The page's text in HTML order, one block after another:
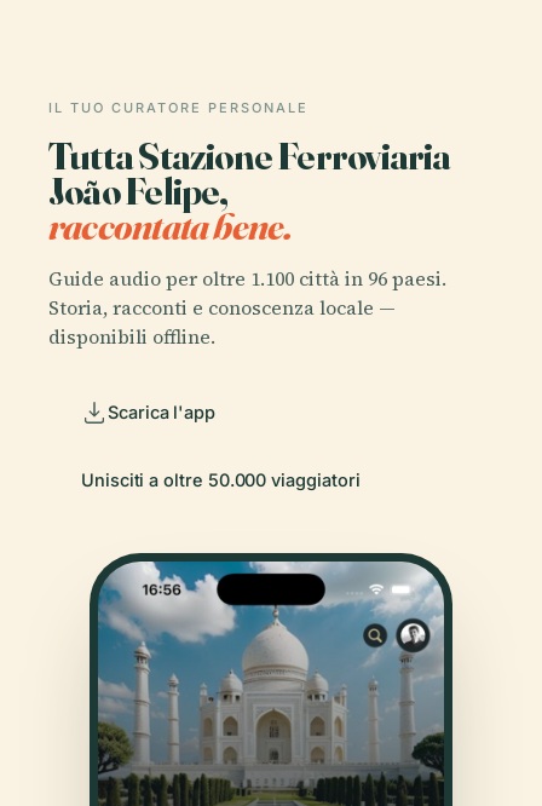
IL TUO CURATORE PERSONALE
Tutta Stazione Ferroviaria
João Felipe,
raccontata bene.
Guide audio per oltre 1.100 città in 96 paesi.
Storia, racconti e conoscenza locale —
disponibili offline.
Scarica l'app
Unisciti a oltre 50.000 viaggiatori